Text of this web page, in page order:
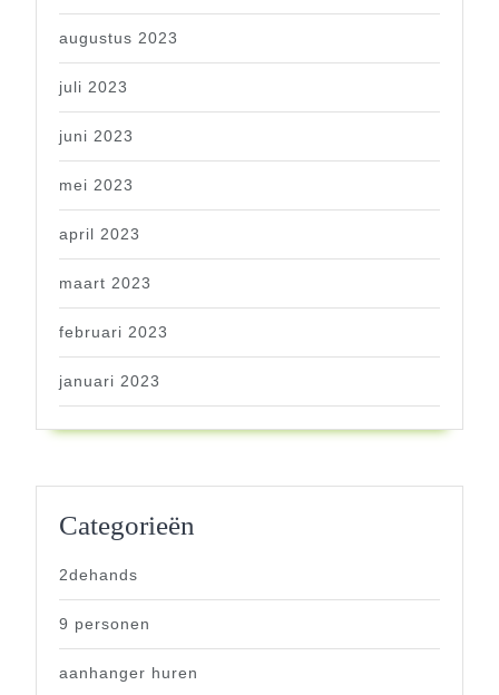
augustus 2023
juli 2023
juni 2023
mei 2023
april 2023
maart 2023
februari 2023
januari 2023
Categorieën
2dehands
9 personen
aanhanger huren